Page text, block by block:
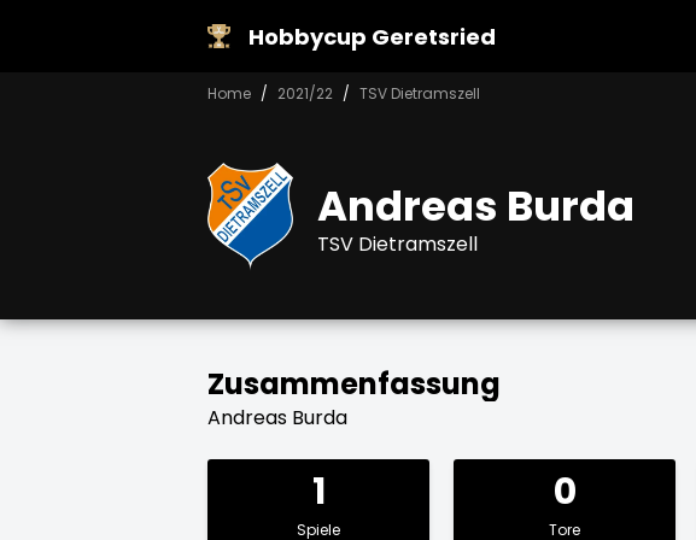
Hobbycup Geretsried
Home 2021/22 TSV Dietramszell
Andreas Burda
TSV Dietramszell
Zusammenfassung
Andreas Burda
1
Spiele
0
Tore